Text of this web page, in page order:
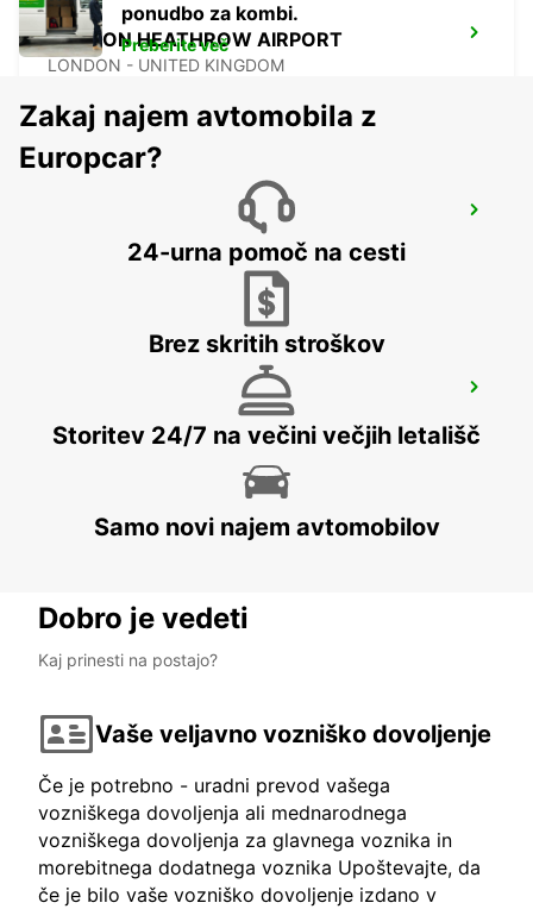
LONDON HEATHROW AIRPORT
LONDON - UNITED KINGDOM
LUTON - UNITED KINGDOM
GLOUCESTER - UNITED KINGDOM
ponudbo za kombi.
Preberite več
Zakaj najem avtomobila z
Europcar?
24-urna pomoč na cesti
Brez skritih stroškov
Storitev 24/7 na večini večjih letališč
Samo novi najem avtomobilov
Dobro je vedeti
Kaj prinesti na postajo?
Vaše veljavno vozniško dovoljenje
Če je potrebno - uradni prevod vašega
vozniškega dovoljenja ali mednarodnega
vozniškega dovoljenja za glavnega voznika in
morebitnega dodatnega voznika Upoštevajte, da
če je bilo vaše vozniško dovoljenje izdano v